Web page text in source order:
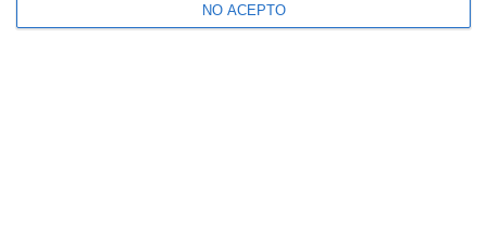
NO ACEPTO